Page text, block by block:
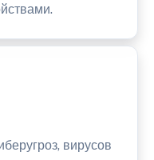
вирусов